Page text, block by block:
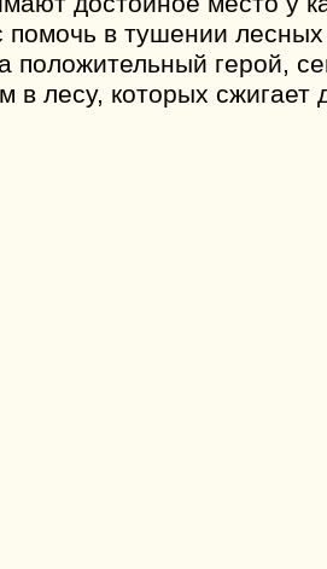
помочь в тушении
положительный герой,
в лесу, которых сжигает